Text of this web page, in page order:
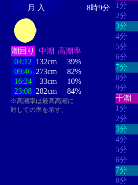
月 入
8時9分
潮回り 中潮 高潮率
04:12 132cm
39%
09:46 273cm
82%
16:24
33cm
10%
23:08 282cm 84%
※高潮率は最高高潮に
対しての率を示す。
1分
2分
3分
4分
5分
6分
7分
8分
9分
干潮
1分
2分
3分
4分
5分
6分
7分
8分